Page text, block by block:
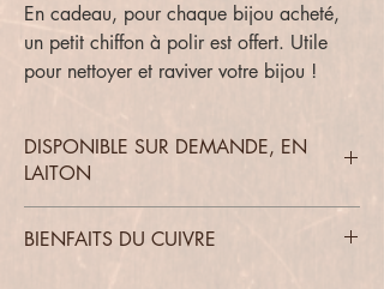
En cadeau, pour chaque bijou acheté,
un petit chiffon à polir est offert. Utile
pour nettoyer et raviver votre bijou !
DISPONIBLE SUR DEMANDE, EN
LAITON
BIENFAITS DU CUIVRE